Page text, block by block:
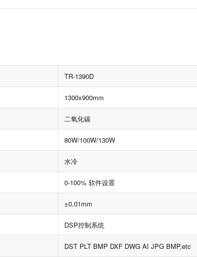
TR-1390D
1300x900mm
二氧化碳
80W/100W/130W
水冷
0-100% 软件设置
±0.01mm
DSP控制系统
DST PLT BMP DXF DWG AI JPG BMP,etc